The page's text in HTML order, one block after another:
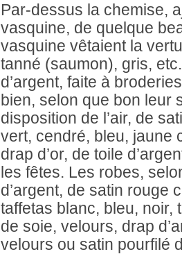
Par-dessus la chemise,
vasquine, de quelque
vasquine vêtaient la
tanné (saumon), gris,
d’argent, faite à
bien, selon que bon leur
disposition de l’air, de
vert, cendré, bleu, jaune
drap d’or, de toile
les fêtes. Les robes,
d’argent, de satin rouge
taffetas blanc, bleu, noir,
de soie, velours, drap
velours ou satin pourfilé